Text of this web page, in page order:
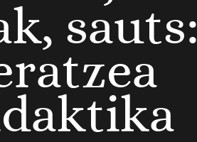
sauts: